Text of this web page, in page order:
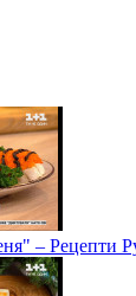
– Рецепти